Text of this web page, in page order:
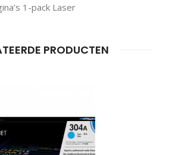
1-pack Laser
PRODUCTEN
ZOEKEN